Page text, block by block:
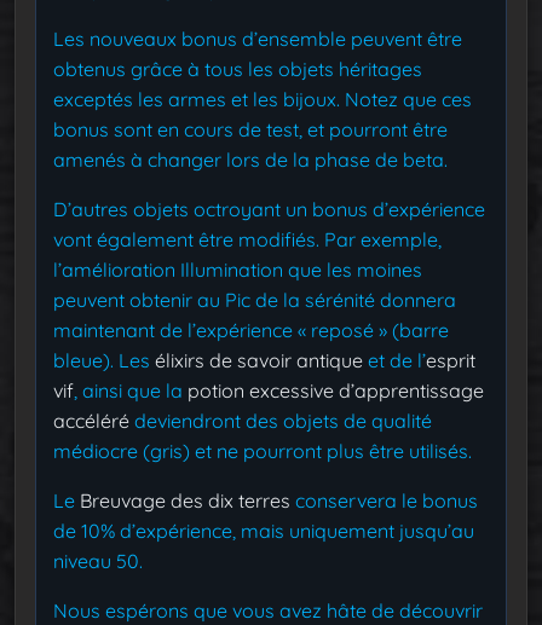
Les nouveaux bonus d’ensemble peuvent être
obtenus grâce à tous les objets héritages
exceptés les armes et les bijoux. Notez que ces
bonus sont en cours de test, et pourront être
amenés à changer lors de la phase de beta.
D’autres objets octroyant un bonus d’expérience
vont également être modifiés. Par exemple,
l’amélioration Illumination que les moines
peuvent obtenir au Pic de la sérénité donnera
maintenant de l’expérience « reposé » (barre
bleue). Les élixirs de savoir antique et de l’esprit
vif, ainsi que la potion excessive d’apprentissage
accéléré deviendront des objets de qualité
médiocre (gris) et ne pourront plus être utilisés.
Le Breuvage des dix terres conservera le bonus
de 10% d’expérience, mais uniquement jusqu’au
niveau 50.
Nous espérons que vous avez hâte de découvrir